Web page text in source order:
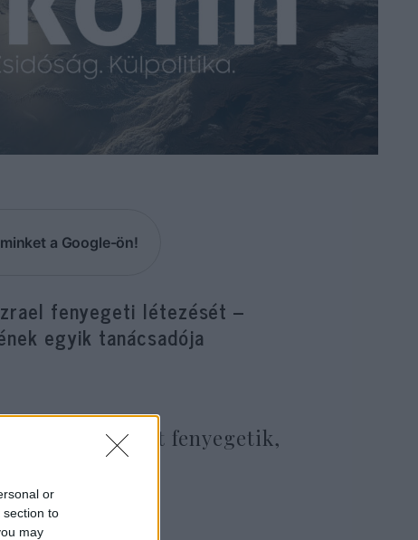
or
section to
may
a Google-ön!
fenyegeti létezését –
egyik tanácsadója
de ha Irán létét fenyegetik,
katonai